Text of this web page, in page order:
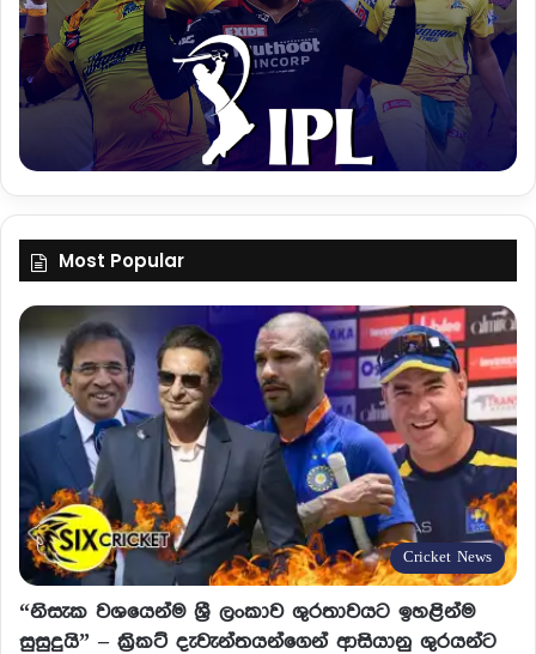
Most Popular
Cricket News
“නිසැක වශයෙන්ම ශ්‍රී ලංකාව ශුරතාවයට ඉහළින්ම
සුසුදුයි” – ක්‍රිකට් දැවැන්තයන්ගෙන් ආසියානු ශුරයන්ට